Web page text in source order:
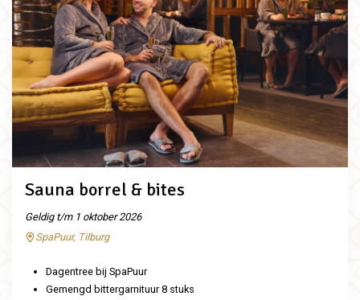
Sauna borrel & bites
Geldig t/m 1 oktober 2026
SpaPuur, Tilburg
Dagentree bij SpaPuur
Gemengd bittergarnituur 8 stuks